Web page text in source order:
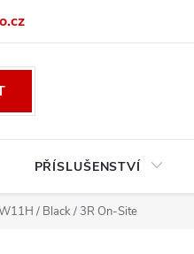
PŘÍSLUŠENSTVÍ
/ Black / 3R On-Site